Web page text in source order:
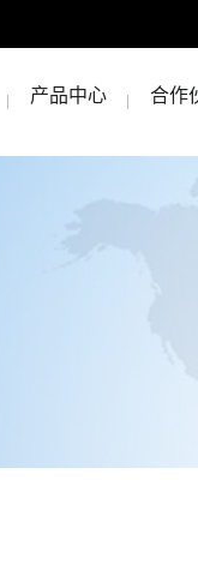
产品中心 合作